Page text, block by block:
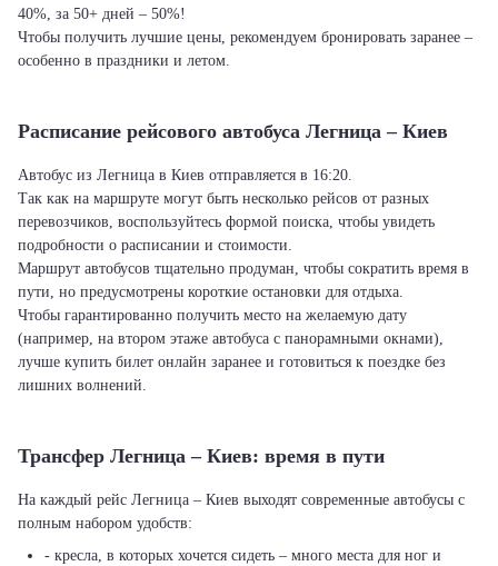
40%, за 50+ дней – 50%!
Чтобы получить лучшие цены, рекомендуем бронировать заранее –
особенно в праздники и летом.
Расписание рейсового автобуса Легница – Киев
Автобус из Легница в Киев отправляется в 16:20.
Так как на маршруте могут быть несколько рейсов от разных
перевозчиков, воспользуйтесь формой поиска, чтобы увидеть
подробности о расписании и стоимости.
Маршрут автобусов тщательно продуман, чтобы сократить время в
пути, но предусмотрены короткие остановки для отдыха.
Чтобы гарантированно получить место на желаемую дату
(например, на втором этаже автобуса с панорамными окнами),
лучше купить билет онлайн заранее и готовиться к поездке без
лишних волнений.
Трансфер Легница – Киев: время в пути
На каждый рейс Легница – Киев выходят современные автобусы с
полным набором удобств:
- кресла, в которых хочется сидеть – много места для ног и